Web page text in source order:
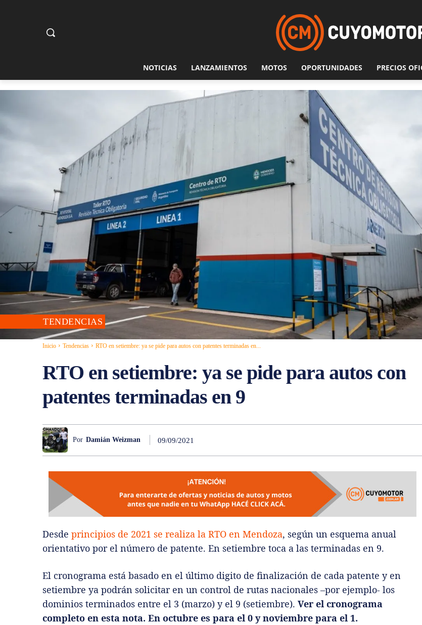
NOTICIAS LANZAMIENTOS MOTOS OPORTUNIDADES PRECIOS
TENDENCIAS
Inicio Tendencias RTO en setiembre: ya se pide para autos con patentes terminadas en...
RTO en setiembre: ya se pide para autos con
patentes terminadas en 9
Por Damián Weizman 09/09/2021
Desde principios de 2021 se realiza la RTO en Mendoza, según un esquema anual
orientativo por el número de patente. En setiembre toca a las terminadas en 9.
El cronograma está basado en el último digito de finalización de cada patente y en
setiembre ya podrán solicitar en un control de rutas nacionales –por ejemplo- los
dominios terminados entre el 3 (marzo) y el 9 (setiembre). Ver el cronograma
completo en esta nota. En octubre es para el 0 y noviembre para el 1.